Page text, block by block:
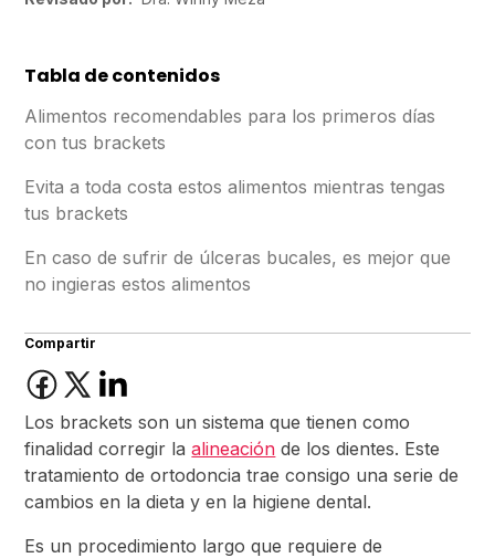
Tabla de contenidos
Alimentos recomendables para los primeros días
con tus brackets
Evita a toda costa estos alimentos mientras tengas
tus brackets
En caso de sufrir de úlceras bucales, es mejor que
no ingieras estos alimentos
Compartir
Los brackets son un sistema que tienen como
finalidad corregir laalineación de los dientes. Este
tratamiento de ortodoncia trae consigo una serie de
cambios en la dieta y en la higiene dental.
Es un procedimiento largo que requiere de